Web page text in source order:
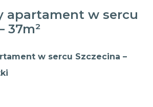
apartament w sercu
37m²
w sercu Szczecina –